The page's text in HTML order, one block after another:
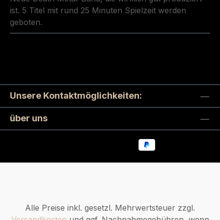
ist. 5 Titel mit rund 25 Minuten Spielzeit werden
geboten.
Unsere Kontaktmöglichkeiten:
über uns
Alle Preise inkl. gesetzl. Mehrwertsteuer zzgl.